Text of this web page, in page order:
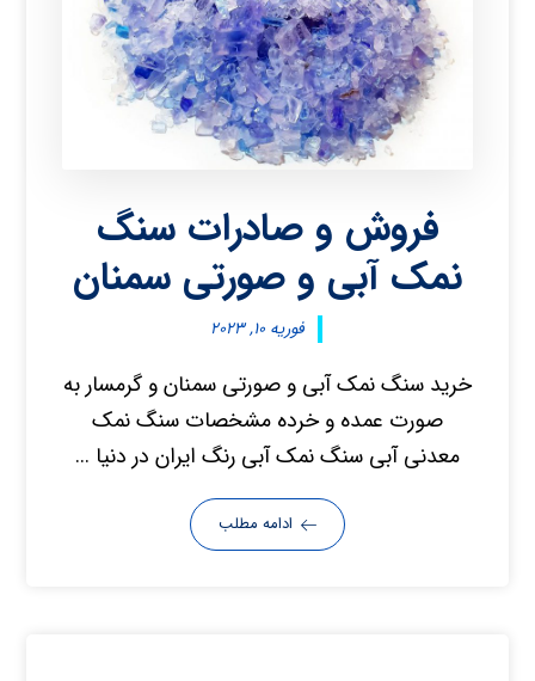
فروش و صادرات سنگ
نمک آبی و صورتی سمنان
فوریه ۱۰, ۲۰۲۳
خرید سنگ نمک آبی و صورتی سمنان و گرمسار به
صورت عمده و خرده مشخصات سنگ نمک
معدنی آبی سنگ نمک آبی رنگ ایران در دنیا ...
ادامه مطلب